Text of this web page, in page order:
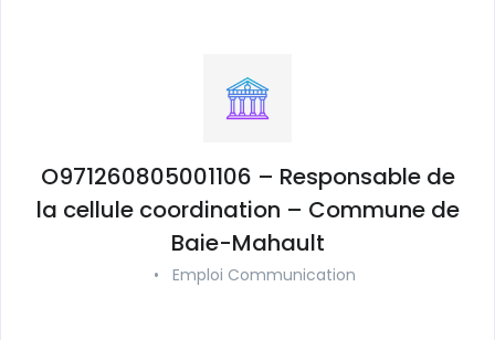
O971260805001106 – Responsable de
la cellule coordination – Commune de
Baie-Mahault
• Emploi Communication